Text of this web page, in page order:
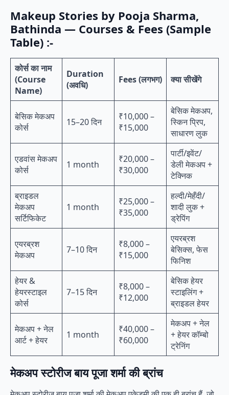
Makeup Stories by Pooja Sharma,
Bathinda — Courses & Fees (Sample
Table) :-
कोर्स का नाम
(Course
Name)
Duration
(अवधि)
Fees (लगभग) क्या सीखेंगे
बेसिक मेकअप
कोर्स
15–20 दिन
₹10,000 –
₹15,000
बेसिक मेकअप,
स्किन प्रिप,
साधारण लुक
एडवांस मेकअप
कोर्स
1 month
₹20,000 –
₹30,000
पार्टी/इवेंट/
डेली मेकअप +
टेक्निक
ब्राइडल
मेकअप
सर्टिफिकेट
1 month
₹25,000 –
₹35,000
हल्दी/मेहँदी/
शादी लुक +
ड्रेपिंग
एयरब्रश
मेकअप
7–10 दिन
₹8,000 –
₹15,000
एयरब्रश
बेसिक्स, फेस
फिनिश
हेयर &
हेयरस्टाइल
कोर्स
7–15 दिन
₹8,000 –
₹12,000
बेसिक हेयर
स्टाइलिंग +
ब्राइडल हेयर
मेकअप + नेल
आर्ट + हेयर
1 month
₹40,000 –
₹60,000
मेकअप + नेल
+ हेयर कॉम्बो
ट्रेनिंग
मेकअप स्टोरीज बाय पूजा शर्मा की ब्रांच